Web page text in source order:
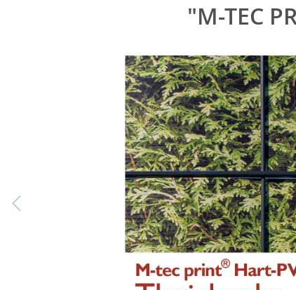
"M-TEC